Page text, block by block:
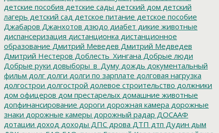
детские пособия детские сады детский дом детский
лагерь детский сад детское питание детское пособие
Джабаров Джанхотов дзюдо диабет дикие животные
диспансеризация дистанционка дистанционное
образование Дмитрий Меведев Дмитрий Медведев
Дмитрий Нестеров Доблесть_Хингана Добрые люди
Добрые руки довыборы_в_Думу дождь документальный
фильм долг долги долги по зарплате долговая нагрузка
долгострои долгострой долевое строительство должники
дом офицеров дом престарелых домашние животные
допфинансирование дороги дорожная камера дорожные
знаки дорожные камеры дорожный радар ДОСААФ
дотации доход доходы ДПС дрова ДТП дтп Дудин дым